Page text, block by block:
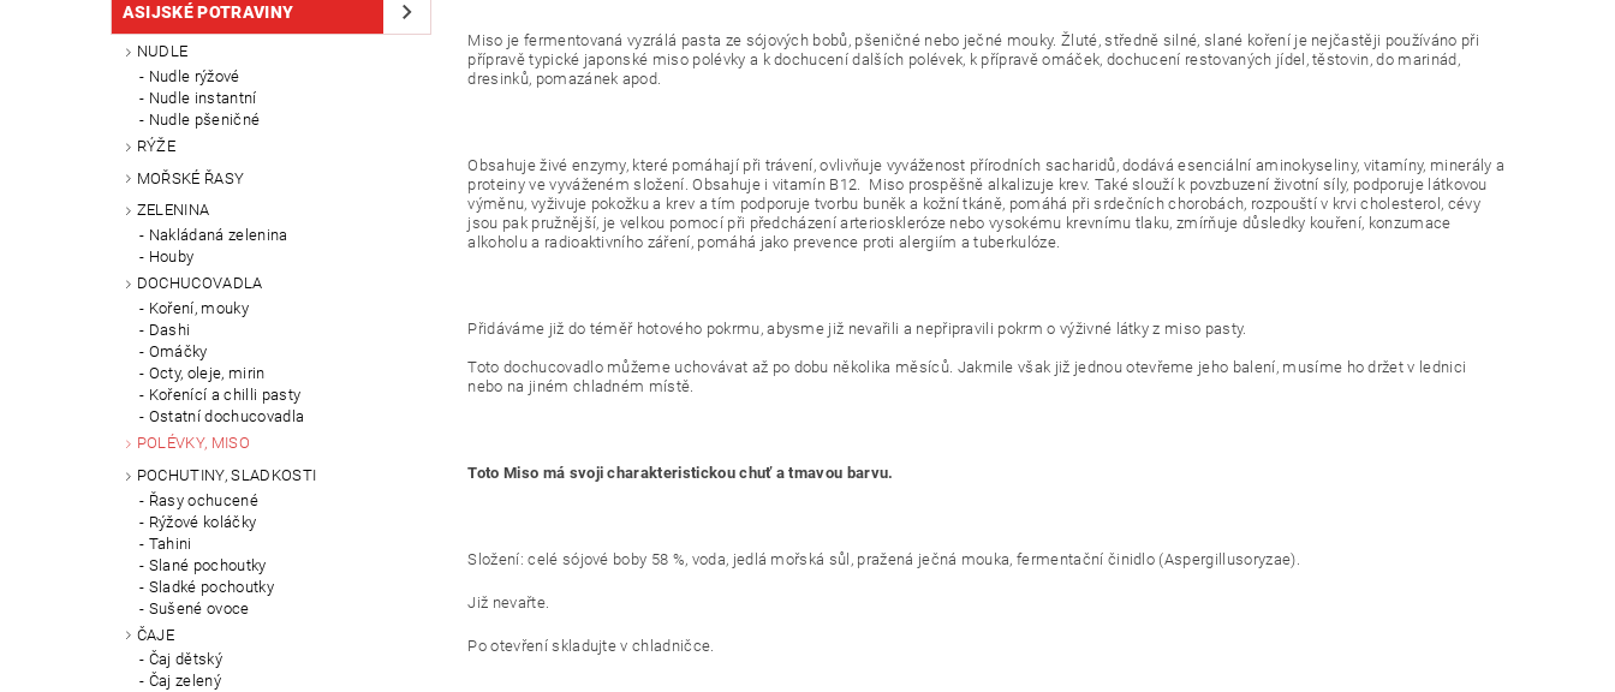
ASIJSKÉ POTRAVINY
NUDLE
Nudle rýžové
Nudle instantní
Nudle pšeničné
RÝŽE
MOŘSKÉ ŘASY
ZELENINA
Nakládaná zelenina
Houby
DOCHUCOVADLA
Koření, mouky
Dashi
Omáčky
Octy, oleje, mirin
Kořenící a chilli pasty
Ostatní dochucovadla
POLÉVKY, MISO
POCHUTINY, SLADKOSTI
Řasy ochucené
Rýžové koláčky
Tahini
Slané pochoutky
Sladké pochoutky
Sušené ovoce
ČAJE
Čaj dětský
Čaj zelený
Miso je fermentovaná vyzrálá pasta ze sójových bobů, pšeničné nebo ječné mouky. Žluté, středně silné, slané koření je nejčastěji používáno při
přípravě typické japonské miso polévky a k dochucení dalších polévek, k přípravě omáček, dochucení restovaných jídel, těstovin, do marinád,
dresinků, pomazánek apod.
Obsahuje živé enzymy, které pomáhají při trávení, ovlivňuje vyváženost přírodních sacharidů, dodává esenciální aminokyseliny, vitamíny, minerály a
proteiny ve vyváženém složení. Obsahuje i vitamín B12. Miso prospěšně alkalizuje krev. Také slouží k povzbuzení životní síly, podporuje látkovou
výměnu, vyživuje pokožku a krev a tím podporuje tvorbu buněk a kožní tkáně, pomáhá při srdečních chorobách, rozpouští v krvi cholesterol, cévy
jsou pak pružnější, je velkou pomocí při předcházení arterioskleróze nebo vysokému krevnímu tlaku, zmírňuje důsledky kouření, konzumace
alkoholu a radioaktivního záření, pomáhá jako prevence proti alergiím a tuberkulóze.
Přidáváme již do téměř hotového pokrmu, abysme již nevařili a nepřipravili pokrm o výživné látky z miso pasty.
Toto dochucovadlo můžeme uchovávat až po dobu několika měsíců. Jakmile však již jednou otevřeme jeho balení, musíme ho držet v lednici
nebo na jiném chladném místě.
Toto Miso má svoji charakteristickou chuť a tmavou barvu.
Složení: celé sójové boby 58 %, voda, jedlá mořská sůl, pražená ječná mouka, fermentační činidlo (Aspergillusoryzae).
Již nevařte.
Po otevření skladujte v chladničce.